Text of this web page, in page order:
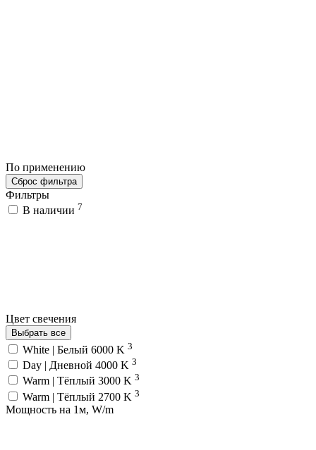
По применению
Сброс фильтра
Фильтры
В наличии 7
Цвет свечения
Выбрать все
White | Белый 6000 K 3
Day | Дневной 4000 K 3
Warm | Тёплый 3000 K 3
Warm | Тёплый 2700 K 3
Мощность на 1м, W/m